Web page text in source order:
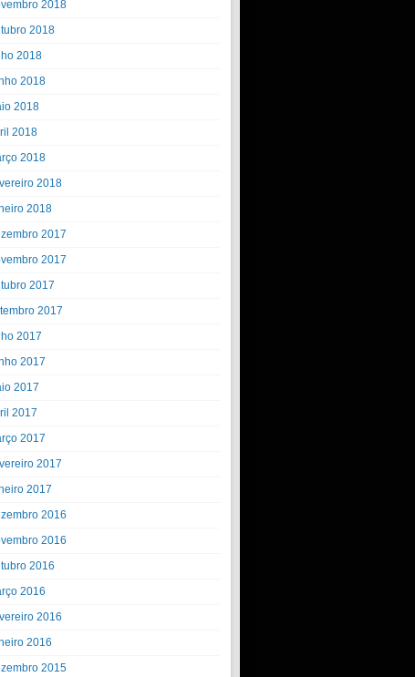
2018
2018
2018
2018
2018
2018
2018
2018
2018
2017
2017
2017
2017
2017
2017
2017
2017
2017
2017
2017
2016
2016
2016
2016
2016
2016
2015